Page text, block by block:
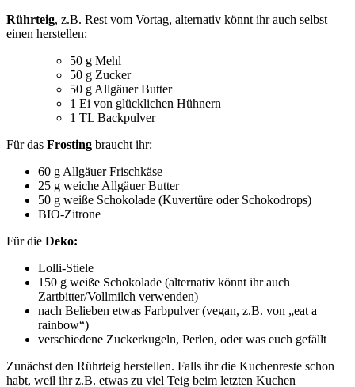
Rührteig, z.B. Rest vom Vortag, alternativ könnt ihr auch selbst
einen herstellen:
50 g Mehl
50 g Zucker
50 g Allgäuer Butter
1 Ei von glücklichen Hühnern
1 TL Backpulver
Für das Frosting braucht ihr:
60 g Allgäuer Frischkäse
25 g weiche Allgäuer Butter
50 g weiße Schokolade (Kuvertüre oder Schokodrops)
BIO-Zitrone
Für die Deko:
Lolli-Stiele
150 g weiße Schokolade (alternativ könnt ihr auch
Zartbitter/Vollmilch verwenden)
nach Belieben etwas Farbpulver (vegan, z.B. von „eat a
rainbow“)
verschiedene Zuckerkugeln, Perlen, oder was euch gefällt
Zunächst den Rührteig herstellen. Falls ihr die Kuchenreste schon
habt, weil ihr z.B. etwas zu viel Teig beim letzten Kuchen